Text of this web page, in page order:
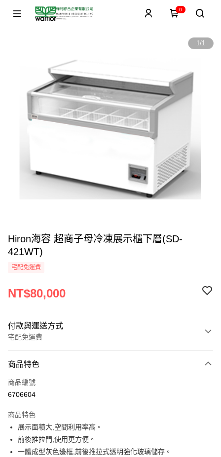
0
1/1
Hiron海容 超商子母冷凍展示櫃下層(SD-
421WT)
宅配免運費
NT$80,000
付款與運送方式
宅配免運費
信用卡一次付款
LINE Pay
街口支付
悠遊付
商品特色
商品編號
6706604
商品特色
展示面積大,空間利用率高。
前後推拉門,使用更方便。
一體成型灰色邊框,前後推拉式透明強化玻璃儲存。